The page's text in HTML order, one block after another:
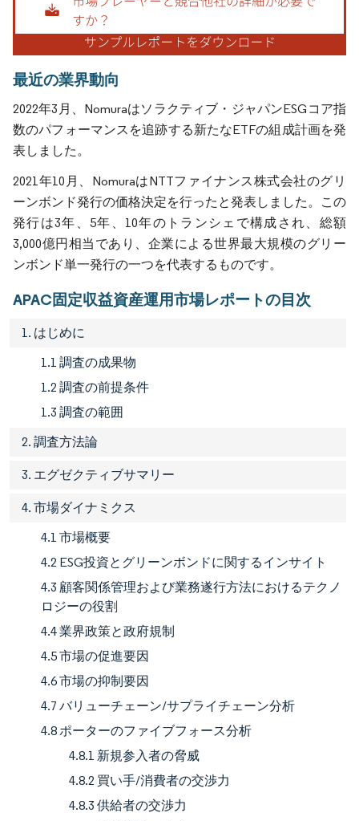
最近の業界動向
2022年3月、Nomuraはソラクティブ・ジャパンESGコア指
数のパフォーマンスを追跡する新たなETFの組成計画を発
表しました。
2021年10月、NomuraはNTTファイナンス株式会社のグリ
ーンボンド発行の価格決定を行ったと発表しました。この
発行は3年、5年、10年のトランシェで構成され、総額
3,000億円相当であり、企業による世界最大規模のグリー
ンボンド単一発行の一つを代表するものです。
APAC固定収益資産運用市場レポートの目次
1. はじめに
1.1 調査の成果物
1.2 調査の前提条件
1.3 調査の範囲
2. 調査方法論
3. エグゼクティブサマリー
4. 市場ダイナミクス
4.1 市場概要
4.2 ESG投資とグリーンボンドに関するインサイト
4.3 顧客関係管理および業務遂行方法におけるテクノ
ロジーの役割
4.4 業界政策と政府規制
4.5 市場の促進要因
4.6 市場の抑制要因
4.7 バリューチェーン/サプライチェーン分析
4.8 ポーターのファイブフォース分析
4.8.1 新規参入者の脅威
4.8.2 買い手/消費者の交渉力
4.8.3 供給者の交渉力